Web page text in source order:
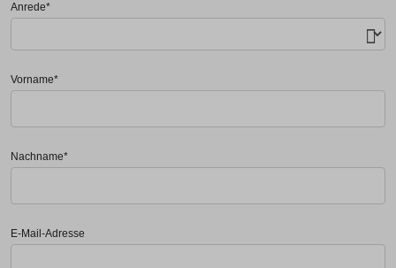
Anrede*
Vorname*
Nachname*
E-Mail-Adresse